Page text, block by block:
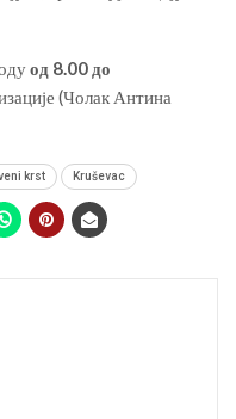
од 8.00 до
(Чолак Антина
krst Kruševac